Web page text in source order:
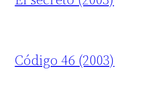
Código 46 (2003)